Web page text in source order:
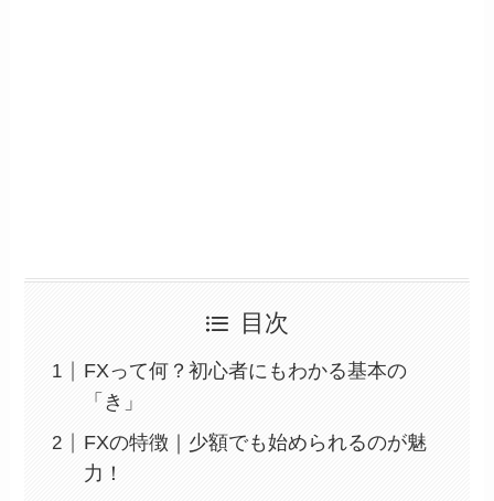
目次
FXって何？初心者にもわかる基本の
「き」
FXの特徴｜少額でも始められるのが魅
力！